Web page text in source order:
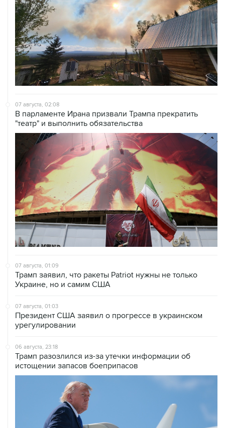
07 августа, 02:08
"театр" и выполнить обязательства
07 августа, 01:09
Украине, но и самим США
07 августа, 01:03
урегулировании
06 августа, 23:18
истощении запасов боеприпасов